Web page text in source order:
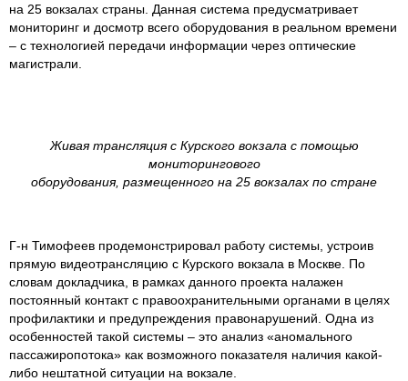
на 25 вокзалах страны. Данная система предусматривает
мониторинг и досмотр всего оборудования в реальном времени
– с технологией передачи информации через оптические
магистрали.
Живая трансляция с Курского вокзала с помощью
мониторингового
оборудования, размещенного на 25 вокзалах по стране
Г-н Тимофеев продемонстрировал работу системы, устроив
прямую видеотрансляцию с Курского вокзала в Москве. По
словам докладчика, в рамках данного проекта налажен
постоянный контакт с правоохранительными органами в целях
профилактики и предупреждения правонарушений. Одна из
особенностей такой системы – это анализ «аномального
пассажиропотока» как возможного показателя наличия какой-
либо нештатной ситуации на вокзале.